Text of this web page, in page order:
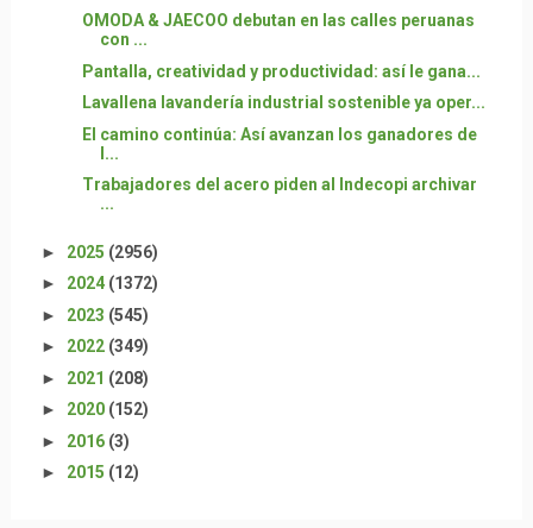
OMODA & JAECOO debutan en las calles peruanas
con ...
Pantalla, creatividad y productividad: así le gana...
Lavallena lavandería industrial sostenible ya oper...
El camino continúa: Así avanzan los ganadores de
l...
Trabajadores del acero piden al Indecopi archivar
...
► 2025 (2956)
► 2024 (1372)
► 2023 (545)
► 2022 (349)
► 2021 (208)
► 2020 (152)
► 2016 (3)
► 2015 (12)